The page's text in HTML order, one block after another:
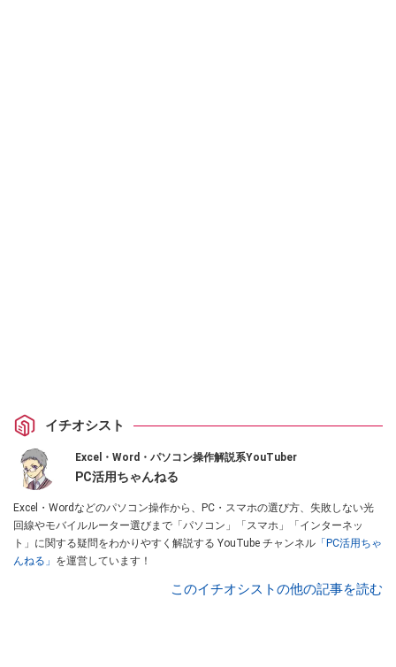
イチオシスト
Excel・Word・パソコン操作解説系YouTuber
PC活用ちゃんねる
Excel・Wordなどのパソコン操作から、PC・スマホの選び方、失敗しない光
回線やモバイルルーター選びまで「パソコン」「スマホ」「インターネッ
ト」に関する疑問をわかりやすく解説する YouTube チャンネル 「PC活用ちゃ
んねる」 を運営しています！
このイチオシストの他の記事を読む